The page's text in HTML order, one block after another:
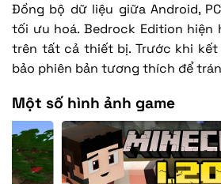
Đồng bộ dữ liệu giữa Android,
tối ưu hoá. Bedrock Edition hiện
trên tất cả thiết bị. Trước khi kết
bảo phiên bản tương thích để
Một số hình ảnh game